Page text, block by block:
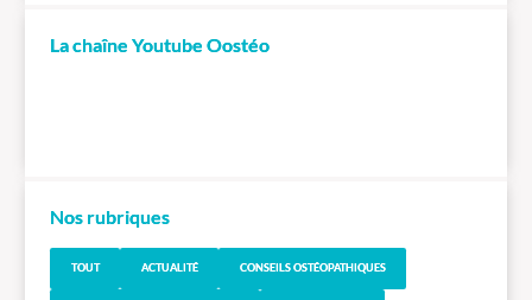
La chaîne Youtube Oostéo
Nos rubriques
TOUT ACTUALITÉ CONSEILS OSTÉOPATHIQUES